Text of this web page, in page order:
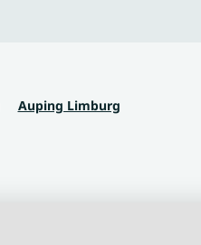
Auping Limburg